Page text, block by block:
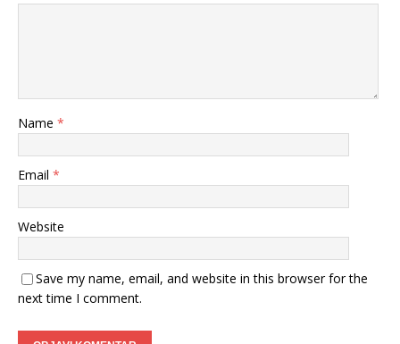
Name *
Email *
Website
Save my name, email, and website in this browser for the
next time I comment.